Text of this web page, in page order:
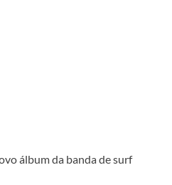
álbum da banda de surf